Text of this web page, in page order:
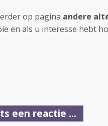
op pagina andere
en als u interesse hebt
een reactie ...